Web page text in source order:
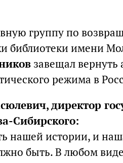
группу по
библиотеки имени
завещал
режима в
директор
Сибирского:
нашей истории, и
быть. В любом